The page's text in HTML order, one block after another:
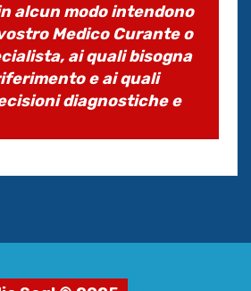
alcun modo intendono
Medico Curante o
ai quali bisogna
e ai quali
diagnostiche e